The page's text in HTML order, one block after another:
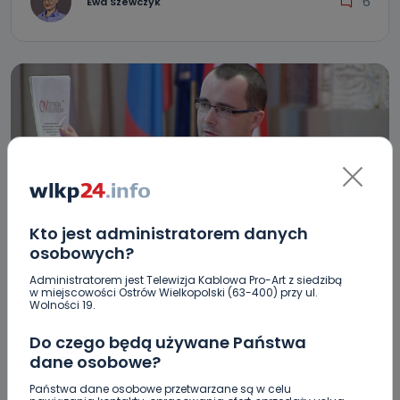
Kto jest administratorem danych
osobowych?
Administratorem jest Telewizja Kablowa Pro-Art z siedzibą
w miejscowości Ostrów Wielkopolski (63-400) przy ul.
Wolności 19.
Do czego będą używane Państwa
dane osobowe?
Państwa dane osobowe przetwarzane są w celu
REGION WIADOMOŚCI
Dyskusja nad „podwyżką śmieciową”.
Zapłacimy 7 zł więcej
28.12.2018 11:18
Marcin Gebel